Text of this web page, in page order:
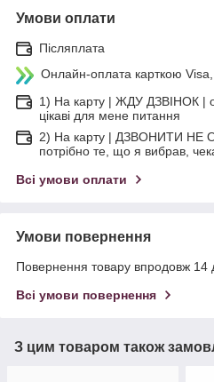
Умови оплати
Післяплата
Онлайн-оплата карткою
1) На карту | ЖДУ ДЗВІНОК |
цікаві для мене питання
2) На карту | ДЗВОНИТИ НЕ
потрібно те, що я вибрав,
Всі умови оплати
Умови повернення
Повернення товару впродовж 14
Всі умови повернення
З цим товаром також